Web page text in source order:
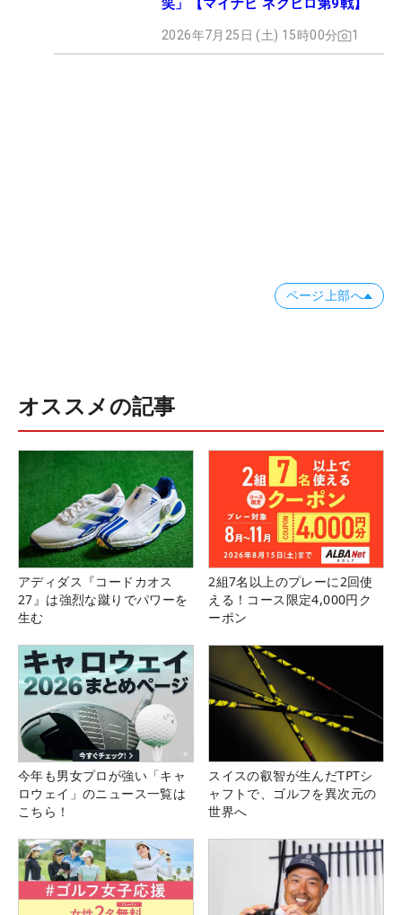
番パー5でバーディを奪った。その時点で、4アンダ
「マイナビカップ」で今季3勝目を飾った政田夢乃 （撮影：鈴木祥）
■試合を振り返ろう！【大会ライブフォト】
■「マイナビカップ」【成績＆スコア】
■政田夢乃がプレーオフを制して今季2勝目「嬉しい
ですが、悔しさが勝ちます」【記事 】
第6戦 PGMシリーズ「Cool Cart Cup」
山口里緒（24）
【プロフィールはこちら】
山口里緒が同ツアー参戦3年目にして悲願の初優勝
笑」【マイナビ ネクヒロ第9戦】
2026年7月25日 (土) 15時00分 1
ページ上部へ
オススメの記事
アディダス『コードカオス
27』は強烈な蹴りでパワーを
生む
2組7名以上のプレーに2回使
える！コース限定4,000円ク
ーポン
今年も男女プロが強い「キャ
ロウェイ」のニュース一覧は
こちら！
スイスの叡智が生んだTPTシ
ャフトで、ゴルフを異次元の
世界へ